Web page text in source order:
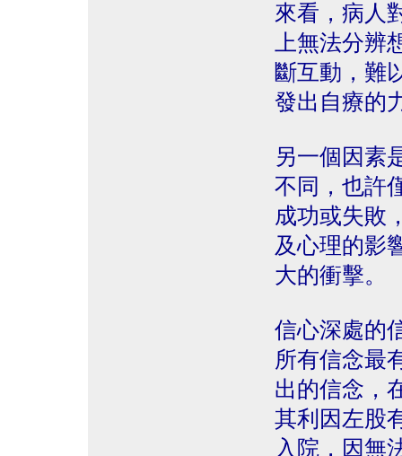
來看，病人
上無法分
斷互動，難
發出自療的
另一個因素
不同，也許
成功或失敗
及心理的影
大的衝擊。
信心深處的
所有信念最
出的信念，
其利因左股
入院，因無